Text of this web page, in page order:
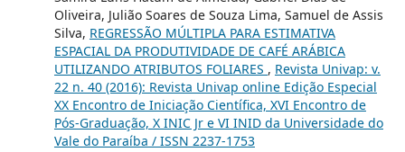
Oliveira, Julião Soares de Souza Lima, Samuel de Assis
Silva, REGRESSÃO MÚLTIPLA PARA ESTIMATIVA
ESPACIAL DA PRODUTIVIDADE DE CAFÉ ARÁBICA
UTILIZANDO ATRIBUTOS FOLIARES , Revista Univap: v.
22 n. 40 (2016): Revista Univap online Edição Especial
XX Encontro de Iniciação Científica, XVI Encontro de
Pós-Graduação, X INIC Jr e VI INID da Universidade do
Vale do Paraíba / ISSN 2237-1753